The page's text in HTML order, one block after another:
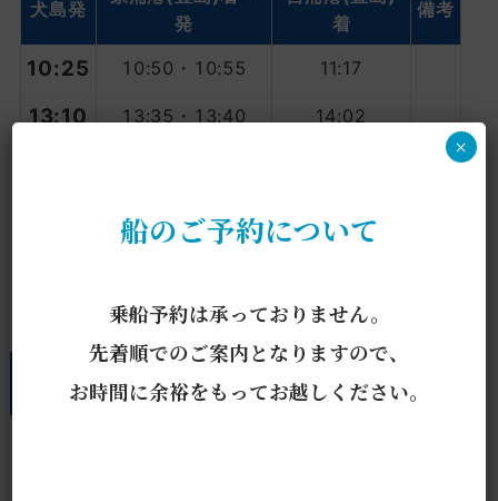
犬島発
発
着
備考
10:25 10:50 ・ 10:55 11:17
13:10 13:35 ・ 13:40 14:02
航路について
船のご予約について
乗船予約は承っておりません。
先着順でのご案内となりますので、
お時間に余裕をもってお越しください。
×